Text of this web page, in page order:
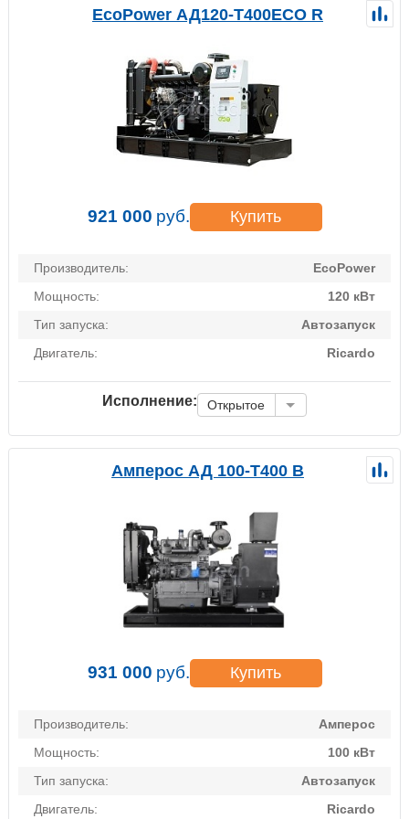
EcoPower АД120-T400ECO R
921 000 руб. Купить
Производитель:
EcoPower
Мощность:
120 кВт
Тип запуска:
Автозапуск
Двигатель:
Ricardo
Исполнение: Открытое
Амперос АД 100-Т400 B
931 000 руб. Купить
Производитель:
Амперос
Мощность:
100 кВт
Тип запуска:
Автозапуск
Двигатель:
Ricardo